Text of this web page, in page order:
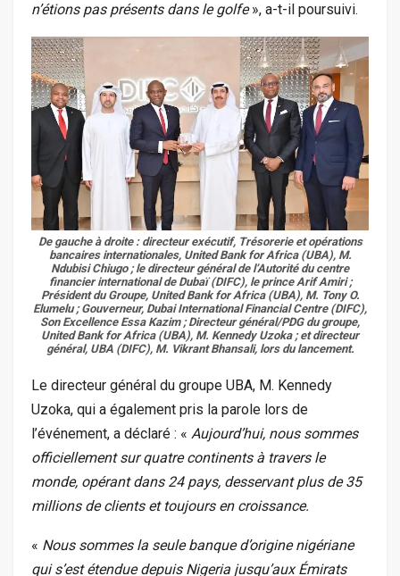
n’étions pas présents dans le golfe», a-t-il poursuivi.
De gauche à droite : directeur exécutif, Trésorerie et opérations
bancaires internationales, United Bank for Africa (UBA), M.
Ndubisi Chiugo ; le directeur général de l’Autorité du centre
financier international de Dubaï (DIFC), le prince Arif Amiri ;
Président du Groupe, United Bank for Africa (UBA), M. Tony O.
Elumelu ; Gouverneur, Dubai International Financial Centre (DIFC),
Son Excellence Essa Kazim ; Directeur général/PDG du groupe,
United Bank for Africa (UBA), M. Kennedy Uzoka ; et directeur
général, UBA (DIFC), M. Vikrant Bhansali, lors du lancement.
Le directeur général du groupe UBA, M. Kennedy
Uzoka, qui a également pris la parole lors de
l’événement, a déclaré : « Aujourd’hui, nous sommes
officiellement sur quatre continents à travers le
monde, opérant dans 24 pays, desservant plus de 35
millions de clients et toujours en croissance.
« Nous sommes la seule banque d’origine nigériane
qui s’est étendue depuis Nigeria jusqu’aux Émirats